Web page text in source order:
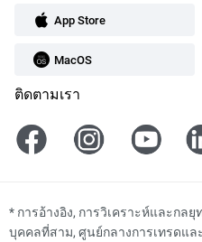
App Store
MacOS
ติดตามเรา
* การอ้างอิง, การวิเคราะห์และกล
บุคคลที่สาม, ศูนย์กลางการเทรดแ